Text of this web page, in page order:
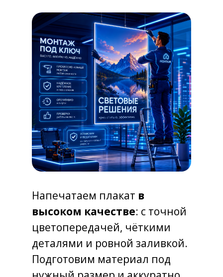
Напечатаем плакат в
высоком качестве: с точной
цветопередачей, чёткими
деталями и ровной заливкой.
Подготовим материал под